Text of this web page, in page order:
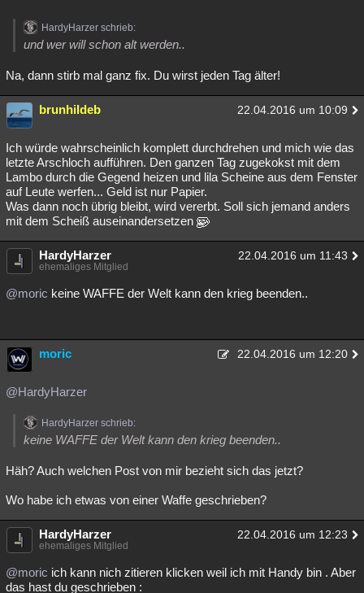
HardyHarzer schrieb:
und wer will schon alt werden..
Na, dann stirb mal ganz fix. Du wirst jeden Tag älter!
brunhildeb 22.04.2016 um 10:09
Ich würde wahrscheinlich komplett durchdrehen und mich wie das
letzte Arschloch aufführen. Den ganzen Tag zugekokst mit dem
Lambo durch die Gegend heizen und lila Scheine aus dem Fenster
auf Leute werfen... Geld ist nur Papier.
Was dann noch übrig bleibt, wird vererbt. Soll sich jemand anders
mit dem Scheiß auseinandersetzen
HardyHarzer 22.04.2016 um 11:43
ehemaliges Mitglied
@moric keine WAFFE der Welt kann den krieg beenden..
moric 22.04.2016 um 12:20
@HardyHarzer
HardyHarzer schrieb:
keine WAFFE der Welt kann den krieg beenden..
Häh? Auch welchen Post von mir bezieht sich das jetzt?
Wo habe ich etwas von einer Waffe geschrieben?
HardyHarzer 22.04.2016 um 12:23
ehemaliges Mitglied
@moric ich kann nich zitieren klicken weil ich mit Handy bin . Aber
das hast du geschrieben :